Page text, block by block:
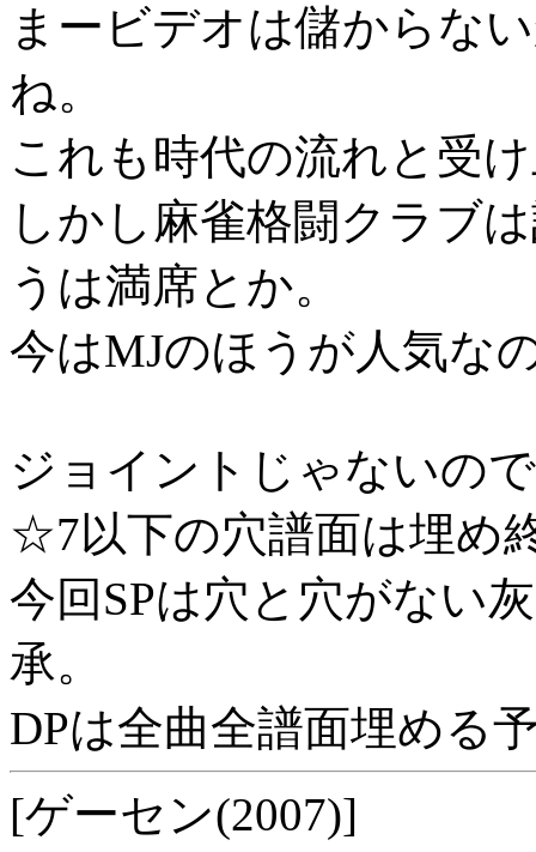
まービデオは儲からな
ね。
これも時代の流れと受
しかし麻雀格闘クラブ
うは満席とか。
今はMJのほうが人気な
ジョイントじゃないの
☆7以下の穴譜面は埋め
今回SPは穴と穴がない
承。
DPは全曲全譜面埋める
[ゲーセン(2007)]